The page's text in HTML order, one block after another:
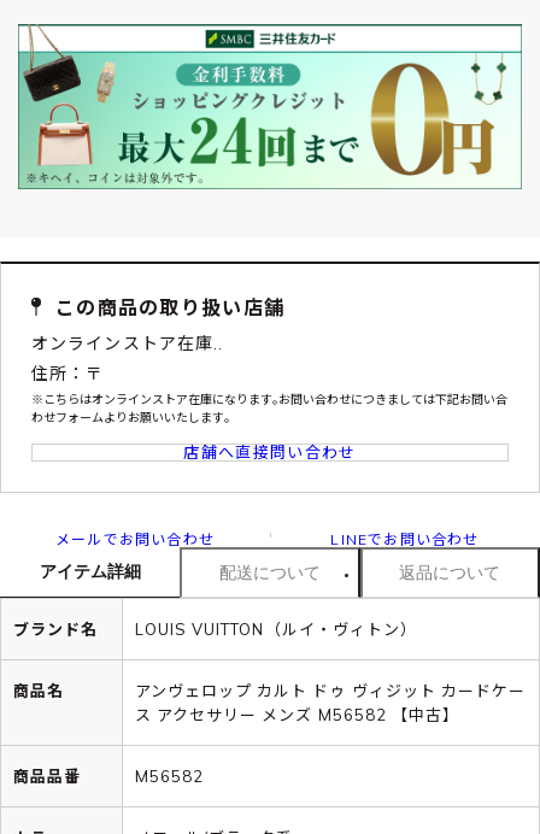
この商品の取り扱い店舗
オンラインストア在庫..
住所：〒
※こちらはオンラインストア在庫になります｡お問い合わせにつきましては下記お問い合
わせフォームよりお願いいたします｡
店舗へ直接問い合わせ
メールでお問い合わせ LINEでお問い合わせ
アイテム詳細 配送について 返品について
ブランド名 LOUIS VUITTON（ルイ・ヴィトン）
商品名
アンヴェロップ カルト ドゥ ヴィジット カードケー
ス アクセサリー メンズ M56582 【中古】
商品品番 M56582